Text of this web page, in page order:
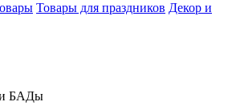
Товары для праздников Декор и
и БАДы